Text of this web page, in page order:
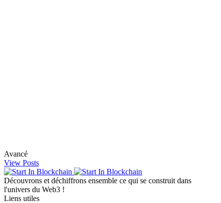
Avancé
View Posts
Découvrons et déchiffrons ensemble ce qui se construit dans
l'univers du Web3 !
Liens utiles